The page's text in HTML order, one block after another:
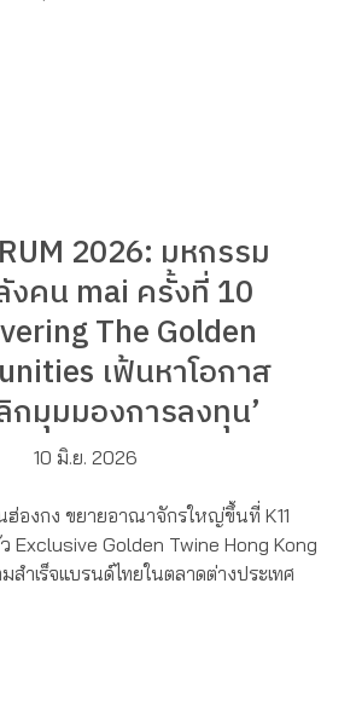
2026: มหกรรม
คน mai ครั้งที่ 10
The Golden
เฟ้นหาโอกาส
มุมมองการลงทุน’
10 มิ.ย. 2026